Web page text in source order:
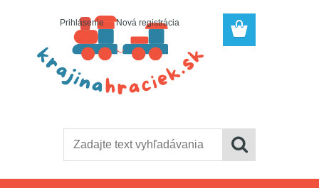
Prihlásenie Nová registrácia